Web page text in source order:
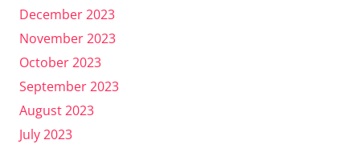
December 2023
November 2023
October 2023
September 2023
August 2023
July 2023